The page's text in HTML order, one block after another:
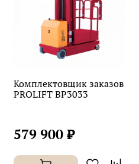
Комплектовщик заказов
PROLIFT BP3033
579 900 ₽